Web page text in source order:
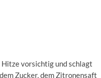
Hitze vorsichtig und schlagt
Zucker, dem Zitronensaft